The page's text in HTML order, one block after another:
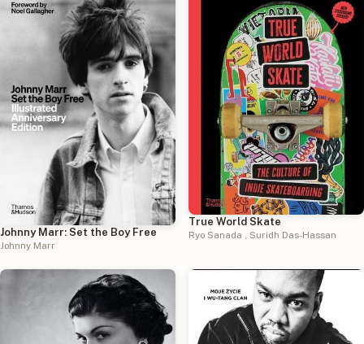
Johnny Marr: Set the Boy Free
Johnny Marr
True World Skate
Ryo Sanada Suridh Das-Hassan